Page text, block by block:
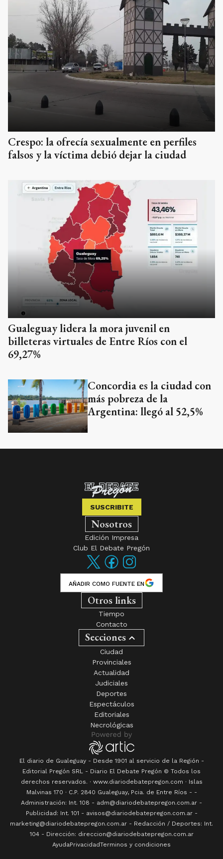
Crespo: la ofrecía sexualmente en perfiles
falsos y la víctima debió dejar la ciudad
Gualeguay lidera la mora juvenil en
billeteras virtuales de Entre Ríos con el
69,27%
Concordia es la ciudad con
más pobreza de la
Argentina: llegó al 52,5%
SUSCRIBITE
Nosotros
Edición Impresa
Club El Debate Pregón
AÑADIR COMO FUENTE EN
Otros links
Tiempo
Contacto
Secciones
Ciudad
Provinciales
Actualidad
Judiciales
Deportes
Espectáculos
Editoriales
Necrológicas
El diario de Gualeguay - Desde 1901 al servicio de la Región -
Editorial Pregón SRL - Diario El Debate Pregón © Todos los
derechos reservados. · www.diariodebatepregon.com · Islas
Malvinas 170 · C.P. 2840 Gualeguay, Pcia. de Entre Ríos - -
Administración: Int. 108 - adm@diariodebatepregon.com.ar -
Publicidad: Int. 101 - avisos@diariodebatepregon.com.ar -
marketing@diariodebatepregon.com.ar - Redacción / Deportes: Int.
104 - Dirección: direccion@diariodebatepregon.com.ar
AyudaPrivacidadTerminos y condiciones